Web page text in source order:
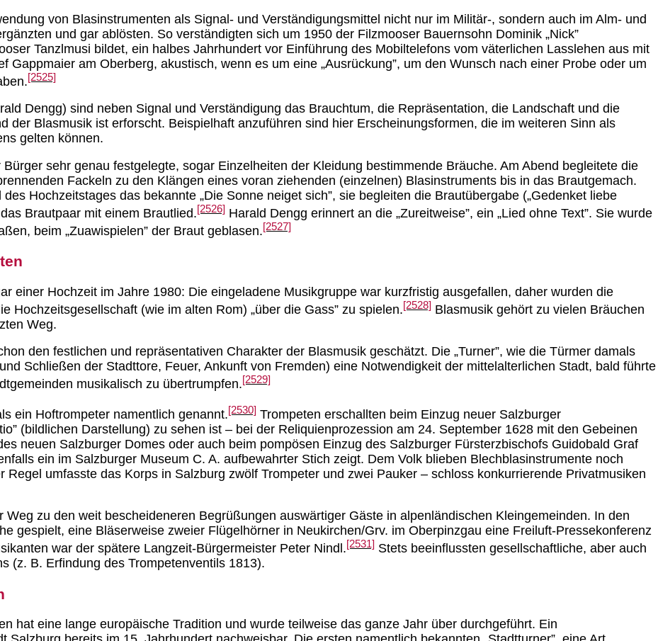
von Blasinstrumenten als Signal- und Verständigungsmittel nicht nur im Militär-, sondern auch im Alm- und
und gar ablösten. So verständigten sich um 1950 der Filzmooser Bauernsohn Dominik „Nick”
Tanzlmusi bildet, ein halbes Jahrhundert vor Einführung des Mobiltelefons vom väterlichen Lasslehen aus mit
Gappmaier am Oberberg, akustisch, wenn es um eine „Ausrückung”, um den Wunsch nach einer Probe oder um
[2525]
Dengg) sind neben Signal und Verständigung das Brauchtum, die Repräsentation, die Landschaft und die
der Blasmusik ist erforscht. Beispielhaft anzuführen sind hier Erscheinungsformen, die im weiteren Sinn als
gelten können.
sehr genau festgelegte, sogar Einzelheiten der Kleidung bestimmende Bräuche. Am Abend begleitete die
Fackeln zu den Klängen eines voran ziehenden (einzelnen) Blasinstruments bis in das Brautgemach.
Hochzeitstages das bekannte „Die Sonne neiget sich”, sie begleiten die Brautübergabe („Gedenket liebe
Brautpaar mit einem Brautlied.[2526] Harald Dengg erinnert an die „Zureitweise”, ein „Lied ohne Text”. Sie wurde
beim „Zuawispielen” der Braut geblasen.[2527]
einer Hochzeit im Jahre 1980: Die eingeladene Musikgruppe war kurzfristig ausgefallen, daher wurden die
Hochzeitsgesellschaft (wie im alten Rom) „über die Gass” zu spielen.[2528] Blasmusik gehört zu vielen Bräuchen
Weg.
den festlichen und repräsentativen Charakter der Blasmusik geschätzt. Die „Turner”, wie die Türmer damals
Schließen der Stadttore, Feuer, Ankunft von Fremden) eine Notwendigkeit der mittelalterlichen Stadt, bald führte
musikalisch zu übertrumpfen.[2529]
ein Hoftrompeter namentlich genannt.[2530] Trompeten erschallten beim Einzug neuer Salzburger
(bildlichen Darstellung) zu sehen ist – bei der Reliquienprozession am 24. September 1628 mit den Gebeinen
neuen Salzburger Domes oder auch beim pompösen Einzug des Salzburger Fürsterzbischofs Guidobald Graf
ein im Salzburger Museum C. A. aufbewahrter Stich zeigt. Dem Volk blieben Blechblasinstrumente noch
umfasste das Korps in Salzburg zwölf Trompeter und zwei Pauker – schloss konkurrierende Privatmusiken
zu den weit bescheideneren Begrüßungen auswärtiger Gäste in alpenländischen Kleingemeinden. In den
gespielt, eine Bläserweise zweier Flügelhörner in Neukirchen/Grv. im Oberpinzgau eine Freiluft-Pressekonferenz
war der spätere Langzeit-Bürgermeister Peter Nindl.[2531] Stets beeinflussten gesellschaftliche, aber auch
(z. B. Erfindung des Trompetenventils 1813).
hat eine lange europäische Tradition und wurde teilweise das ganze Jahr über durchgeführt. Ein